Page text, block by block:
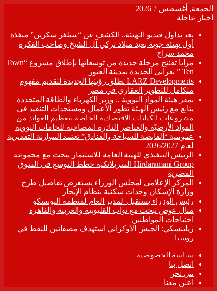
الجمعة, أغسطس 7 2026
أخبار عاجلة
بعد تداول فيديو التهنئة.. الكشف عن “سيلفر سكرين” منفذة
أول تهنئة جوية بعيد ميلاد تركي آل الشيخ وصاحب الفكرة
محمد سراج
مزايا تفتتح مرحلة جديدة من توسعاتها بإطلاق مشروع “Town
Ten ” بعرابى الجديدة بمدينة العبور
LARZ Developments تطلق رؤيتها الجديدة لتقديم مفهوم
متكامل للتطوير العقاري في مصر
بمقر هيئة المواد النووية .. وزير الكهرباء والطاقة المتجددة
يتابع مع رئيس الهيئة تطور الأعمال ومستجدات التنفيذ فى
مشروعات الكيانات الاقتصادية الخاصة بتعظيم العوائد من
المواد الأرضيّة والعناصر النادرة المصاحبة للخامات النووية
عمومية “القابضة للسياحة والفنادق” تعتمد الموازنة التقديرية
لعام 2026/2027
الرئيس التنفيذي للهيئة العامة للاستثمار يبحث مع مجموعة
Hirdaramani Group السريلانكية خطط التوسع في السوق
المصرية
المركز الإعلامي لمجلس الوزراء يستعرض تفاصيل طرح
وزارة الإسكان وحدات سكنية بنظام الإيجار
رئيس الوزراء يستقبل المدير العام لمنظمة اليونسكو
منال عوض تبحث مع نواب القليوبية والغربية والقاهرة
احتياجات المواطنين
زيلينسكي: الجيش الأوكراني استهدف مصفاتين للنفط في
روسيا
سياسة الخصوصية
اتصل بنا
من نحن
اعلن معنا